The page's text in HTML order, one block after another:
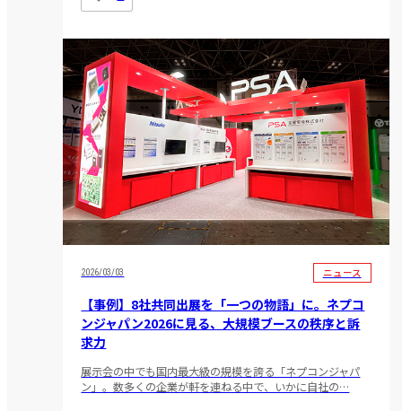
2026/03/03 ニュース
【事例】8社共同出展を「一つの物語」に。ネプコ
ンジャパン2026に見る、大規模ブースの秩序と訴
求力
展示会の中でも国内最大級の規模を誇る「ネプコンジャパ
ン」。数多くの企業が軒を連ねる中で、いかに自社の…